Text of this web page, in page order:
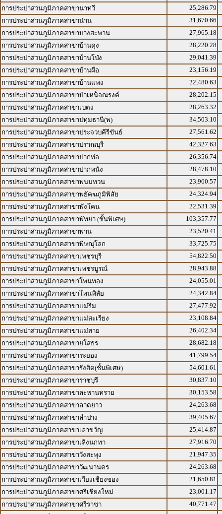
การประปาส่วนภูมิภาคสาขานาทวี
25,286.79
การประปาส่วนภูมิภาคสาขาน่าน
31,670.66
การประปาส่วนภูมิภาคสาขาบางสะพาน
27,965.18
การประปาส่วนภูมิภาคสาขาบ้านดุง
28,220.28
การประปาส่วนภูมิภาคสาขาบ้านโป่ง
29,041.39
การประปาส่วนภูมิภาคสาขาบ้านผือ
23,156.19
การประปาส่วนภูมิภาคสาขาบ้านแพง
22,480.63
การประปาส่วนภูมิภาคสาขาบำเหน็จณรงค์
28,202.15
การประปาส่วนภูมิภาคสาขาเบตง
28,263.32
การประปาส่วนภูมิภาคสาขาปทุมธานี(พ)
34,503.10
การประปาส่วนภูมิภาคสาขาประจวบคีรีขันธ์
27,561.62
การประปาส่วนภูมิภาคสาขาปราณบุรี
42,327.63
การประปาส่วนภูมิภาคสาขาปากท่อ
26,356.74
การประปาส่วนภูมิภาคสาขาปากพนัง
28,478.10
การประปาส่วนภูมิภาคสาขาพนมทวน
23,960.57
การประปาส่วนภูมิภาคสาขาพยัคฆภูมิพิสัย
24,324.94
การประปาส่วนภูมิภาคสาขาพังโคน
22,531.39
การประปาส่วนภูมิภาคสาขาพัทยา (ชั้นพิเศษ)
103,357.77
การประปาส่วนภูมิภาคสาขาพาน
23,520.41
การประปาส่วนภูมิภาคสาขาพิษณุโลก
33,725.75
การประปาส่วนภูมิภาคสาขาเพชรบุรี
54,822.50
การประปาส่วนภูมิภาคสาขาเพชรบูรณ์
28,943.88
การประปาส่วนภูมิภาคสาขาโพนทอง
24,055.01
การประปาส่วนภูมิภาคสาขาโพนพิสัย
24,342.84
การประปาส่วนภูมิภาคสาขาแม่ริม
27,477.92
การประปาส่วนภูมิภาคสาขาแม่สะเรียง
23,108.84
การประปาส่วนภูมิภาคสาขาแม่สาย
26,402.34
การประปาส่วนภูมิภาคสาขายโสธร
28,682.18
การประปาส่วนภูมิภาคสาขาระยอง
41,799.54
การประปาส่วนภูมิภาคสาขารังสิต(ชั้นพิเศษ)
54,601.61
การประปาส่วนภูมิภาคสาขาราชบุรี
30,837.10
การประปาส่วนภูมิภาคสาขาละหานทราย
30,153.58
การประปาส่วนภูมิภาคสาขาลาดยาว
24,263.68
การประปาส่วนภูมิภาคสาขาลำปาง
39,405.67
การประปาส่วนภูมิภาคสาขาเลาขวัญ
25,414.87
การประปาส่วนภูมิภาคสาขาเลิงนกทา
27,916.70
การประปาส่วนภูมิภาคสาขาวังสะพุง
21,947.35
การประปาส่วนภูมิภาคสาขาวัฒนานคร
24,263.68
การประปาส่วนภูมิภาคสาขาเวียงเชียงของ
21,650.81
การประปาส่วนภูมิภาคสาขาศรีเชียงใหม่
23,001.17
การประปาส่วนภูมิภาคสาขาศรีราชา
40,771.47